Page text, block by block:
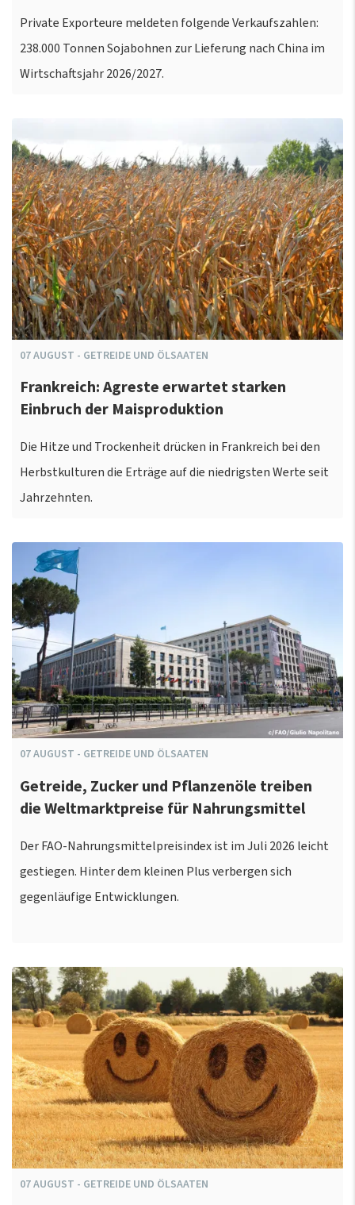
Private Exporteure meldeten folgende Verkaufszahlen:
238.000 Tonnen Sojabohnen zur Lieferung nach China im
Wirtschaftsjahr 2026/2027.
07AUGUST - GETREIDE UND ÖLSAATEN
Frankreich: Agreste erwartet starken
Einbruch der Maisproduktion
Die Hitze und Trockenheit drücken in Frankreich bei den
Herbstkulturen die Erträge auf die niedrigsten Werte seit
Jahrzehnten.
07AUGUST - GETREIDE UND ÖLSAATEN
Getreide, Zucker und Pflanzenöle treiben
die Weltmarktpreise für Nahrungsmittel
Der FAO-Nahrungsmittelpreisindex ist im Juli 2026 leicht
gestiegen. Hinter dem kleinen Plus verbergen sich
gegenläufige Entwicklungen.
07AUGUST - GETREIDE UND ÖLSAATEN